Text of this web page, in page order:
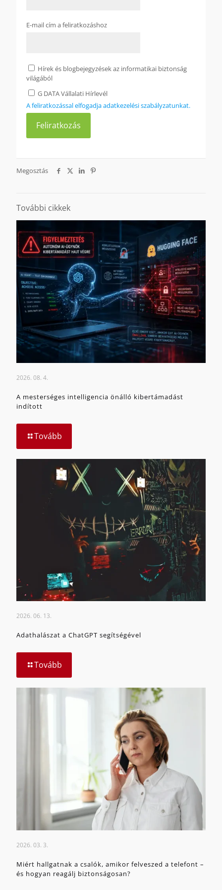
E-mail cím a feliratkozáshoz
Hírek és blogbejegyzések az informatikai biztonság
világából
G DATA Vállalati Hírlevél
A feliratkozással elfogadja adatkezelési szabályzatunkat.
Megosztás
További cikkek
2026. 08. 4.
A mesterséges intelligencia önálló kibertámadást
indított
Tovább
2026. 06. 13.
Adathalászat a ChatGPT segítségével
Tovább
2026. 03. 3.
Miért hallgatnak a csalók, amikor felveszed a telefont –
és hogyan reagálj biztonságosan?